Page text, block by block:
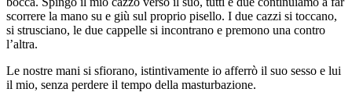
scorrere la mano su e giù sul proprio pisello. I due cazzi si toccano,
si strusciano, le due cappelle si incontrano e premono una contro
l’altra.
Le nostre mani si sfiorano, istintivamente io afferrò il suo sesso e lui
il mio, senza perdere il tempo della masturbazione.